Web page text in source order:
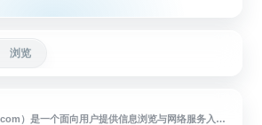
浏览
）是一个面向用户提供信息浏览与网络服务入口